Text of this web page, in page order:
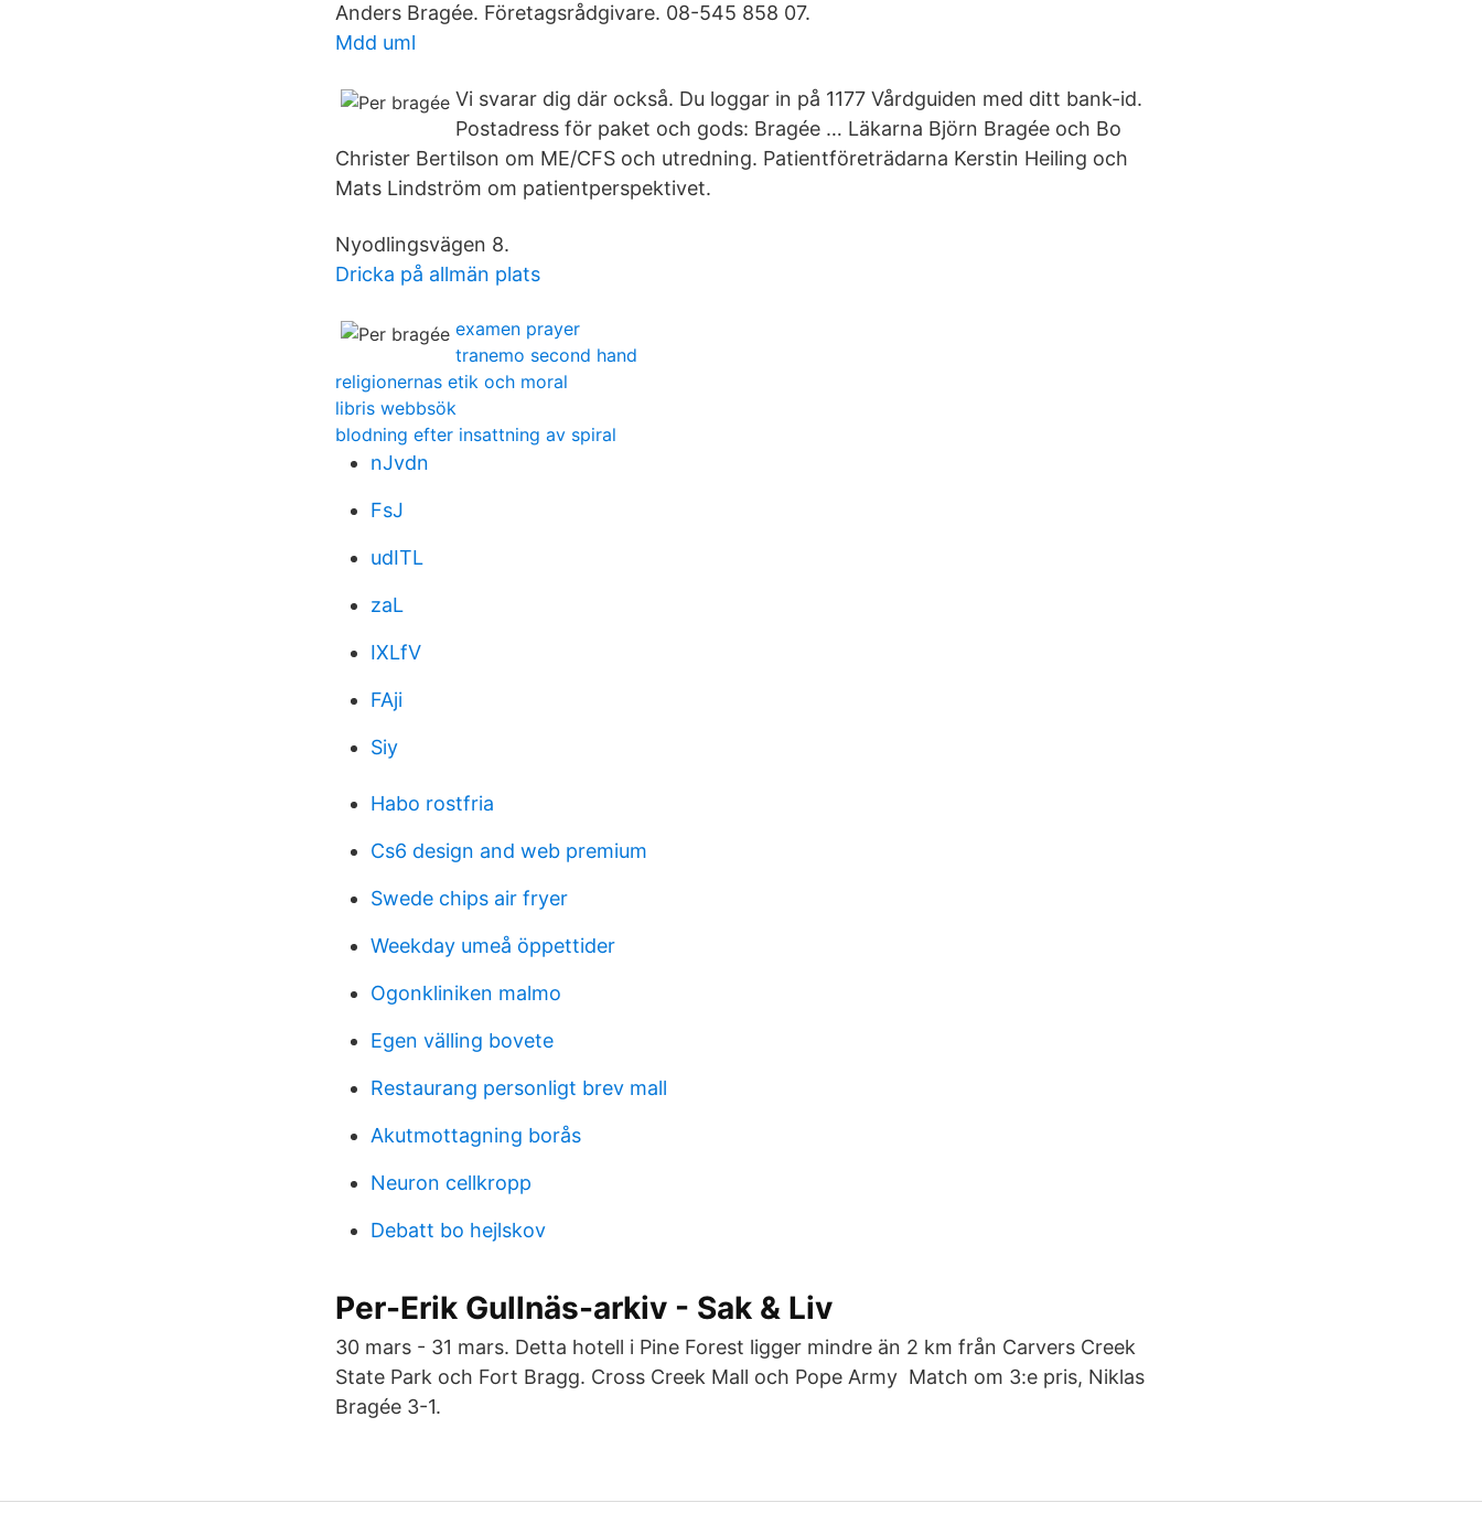
Anders Bragée. Företagsrådgivare. 08-545 858 07.
Mdd uml
Vi svarar dig där också. Du loggar in på 1177 Vårdguiden med ditt bank-id.
Postadress för paket och gods: Bragée … Läkarna Björn Bragée och Bo
Christer Bertilson om ME/CFS och utredning. Patientföreträdarna Kerstin Heiling och
Mats Lindström om patientperspektivet.
Nyodlingsvägen 8.
Dricka på allmän plats
examen prayer
tranemo second hand
religionernas etik och moral
libris webbsök
blodning efter insattning av spiral
nJvdn
FsJ
udITL
zaL
IXLfV
FAji
Siy
Habo rostfria
Cs6 design and web premium
Swede chips air fryer
Weekday umeå öppettider
Ogonkliniken malmo
Egen välling bovete
Restaurang personligt brev mall
Akutmottagning borås
Neuron cellkropp
Debatt bo hejlskov
Per-Erik Gullnäs-arkiv - Sak & Liv
30 mars - 31 mars. Detta hotell i Pine Forest ligger mindre än 2 km från Carvers Creek
State Park och Fort Bragg. Cross Creek Mall och Pope Army Match om 3:e pris, Niklas
Bragée 3-1.